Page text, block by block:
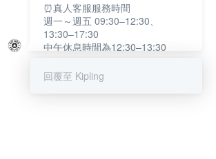
⏰真人客服服務時間
週一～週五 09:30–12:30、
13:30–17:30
中午休息時間為12:30–13:30
提醒您：系統會自動已讀訊息，如
回覆至 Kipling